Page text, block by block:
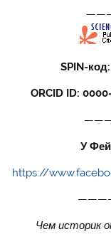
SPIN-
ORCID ID:
У
https://
Чем историк